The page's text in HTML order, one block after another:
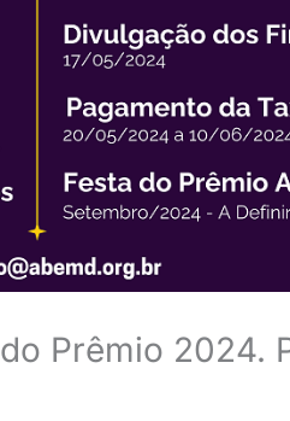
Prêmio 2024.